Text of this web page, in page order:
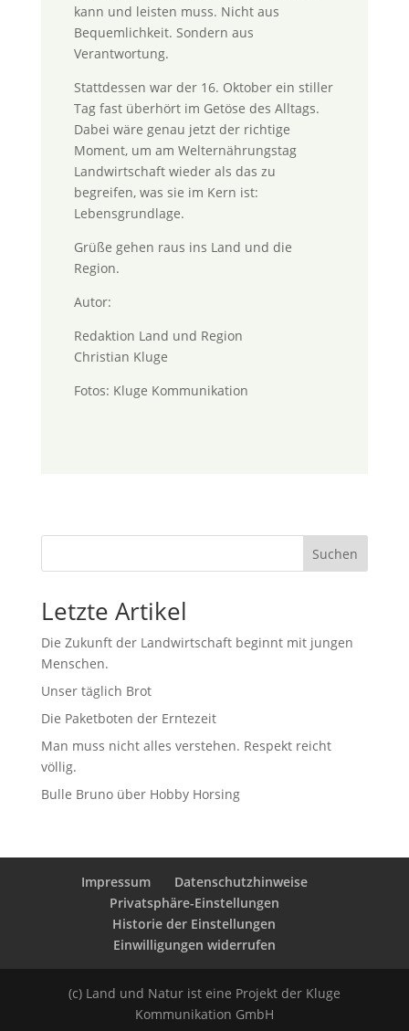
kann und leisten muss. Nicht aus
Bequemlichkeit. Sondern aus
Verantwortung.
Stattdessen war der 16. Oktober ein stiller
Tag fast überhört im Getöse des Alltags.
Dabei wäre genau jetzt der richtige
Moment, um am Welternährungstag
Landwirtschaft wieder als das zu
begreifen, was sie im Kern ist:
Lebensgrundlage.
Grüße gehen raus ins Land und die
Region.
Autor:
Redaktion Land und Region
Christian Kluge
Fotos: Kluge Kommunikation
Suchen
Letzte Artikel
Die Zukunft der Landwirtschaft beginnt mit jungen
Menschen.
Unser täglich Brot
Die Paketboten der Erntezeit
Man muss nicht alles verstehen. Respekt reicht
völlig.
Bulle Bruno über Hobby Horsing
Impressum
Datenschutzhinweise
Privatsphäre-Einstellungen
Historie der Einstellungen
Einwilligungen widerrufen
(c) Land und Natur ist eine Projekt der Kluge
Kommunikation GmbH